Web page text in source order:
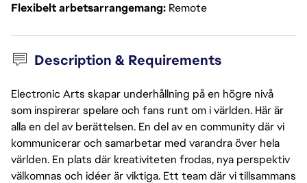
Flexibelt arbetsarrangemang Remote
Description & Requirements
Electronic Arts skapar underhållning på en högre nivå
som inspirerar spelare och fans runt om i världen. Här är
alla en del av berättelsen. En del av en community där vi
kommunicerar och samarbetar med varandra över hela
världen. En plats där kreativiteten frodas, nya perspektiv
välkomnas och idéer är viktiga. Ett team där vi tillsammans